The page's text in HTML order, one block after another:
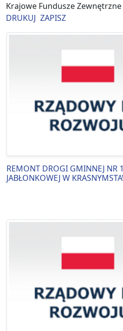
Krajowe Fundusze Zewnętrzne
DRUKUJ ZAPISZ
REMONT DROGI GMINNEJ NR
JABŁONKOWEJ W